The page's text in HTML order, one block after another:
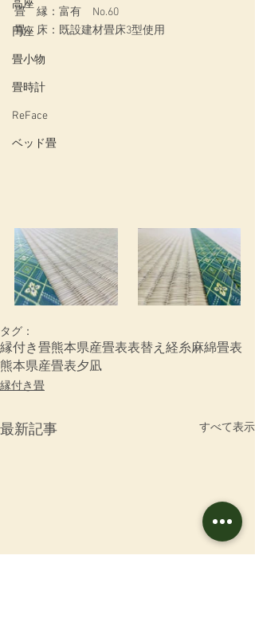
高座
円座
畳小物
畳時計
ReFace
ベッド畳
畳　縁：富有　No.60
畳　床：既設建材畳床3型使用
タグ：
縁付き畳熊本県産畳表表替え 経糸麻綿畳表
熊本県産畳表夕凪
縁付き畳
最新記事 すべて表示